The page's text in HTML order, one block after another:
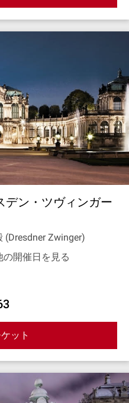
デン・ツヴィンガー
(Dresdner Zwinger)
の開催日を見る
ット